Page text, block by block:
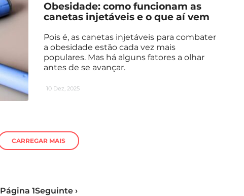
Obesidade: como funcionam as
canetas injetáveis e o que aí vem
Pois é, as canetas injetáveis para combater
a obesidade estão cada vez mais
populares. Mas há alguns fatores a olhar
antes de se avançar.
10 Dez, 2025
CARREGAR MAIS
Página 1Seguinte ›